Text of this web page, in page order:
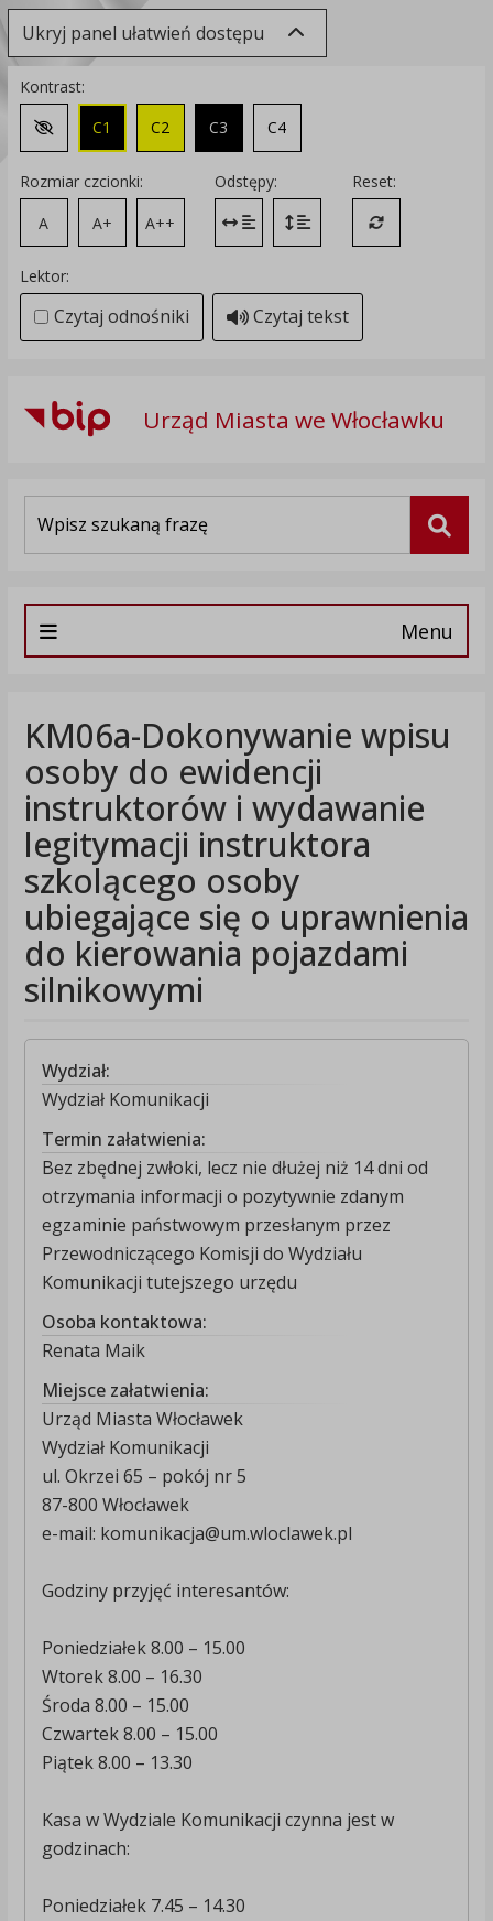
Ukryj panel ułatwień dostępu
Kontrast:
Zmień kontrast na domyślny
C1 C2 C3 C4
Rozmiar czcionki:
A
A+ A++
Odstępy:
Zmień odstęp między literami
Zmień interlinię i margines
Reset:
Przywróć
Lektor:
Czytaj odnośniki Czytaj tekst
Urząd Miasta we Włocławku
Menu
KM06a-Dokonywanie wpisu
osoby do ewidencji
instruktorów i wydawanie
legitymacji instruktora
szkolącego osoby
ubiegające się o uprawnienia
do kierowania pojazdami
silnikowymi
Wydział:
Wydział Komunikacji
Termin załatwienia:
Bez zbędnej zwłoki, lecz nie dłużej niż 14 dni od
otrzymania informacji o pozytywnie zdanym
egzaminie państwowym przesłanym przez
Przewodniczącego Komisji do Wydziału
Komunikacji tutejszego urzędu
Osoba kontaktowa:
Renata Maik
Miejsce załatwienia:
Urząd Miasta Włocławek
Wydział Komunikacji
ul. Okrzei 65 – pokój nr 5
87-800 Włocławek
e-mail: komunikacja@um.wloclawek.pl
Godziny przyjęć interesantów:
Poniedziałek 8.00 – 15.00
Wtorek 8.00 – 16.30
Środa 8.00 – 15.00
Czwartek 8.00 – 15.00
Piątek 8.00 – 13.30
Kasa w Wydziale Komunikacji czynna jest w
godzinach:
Poniedziałek 7.45 – 14.30